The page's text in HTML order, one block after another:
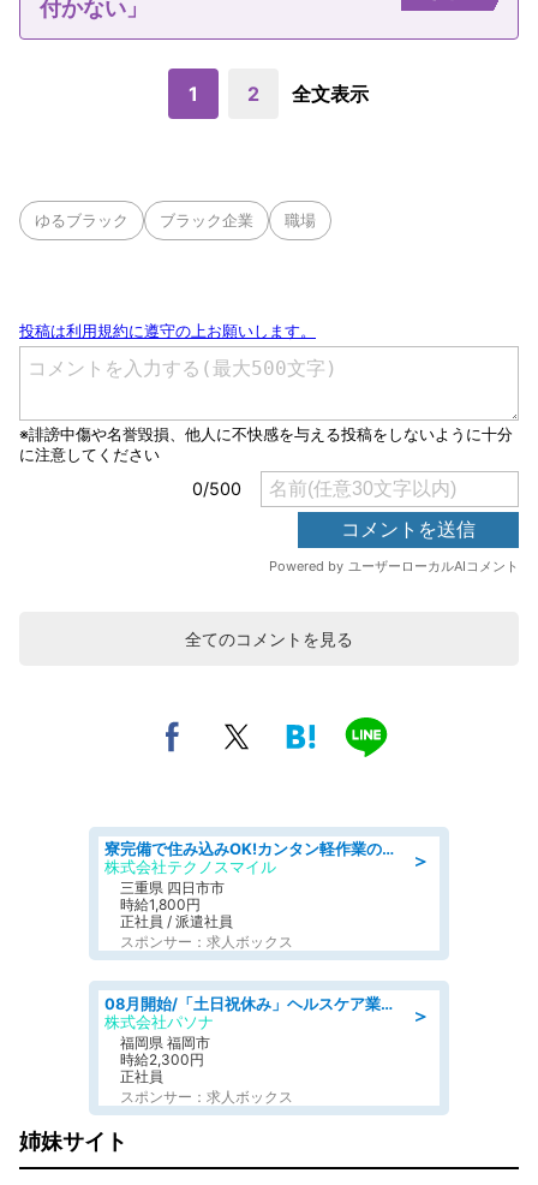
付かない」
1 2 全文表示
ゆるブラック ブラック企業 職場
全てのコメントを見る
＞
寮完備で住み込みOK!カンタン軽作業のお仕事 denso aichi
株式会社テクノスマイル
三重県 四日市市
時給1,800円
正社員 / 派遣社員
スポンサー：求人ボックス
＞
08月開始/「土日祝休み」ヘルスケア業界の産業保健師/高時給/未経験OK/要資格:保健師、正看護師
株式会社パソナ
福岡県 福岡市
時給2,300円
正社員
スポンサー：求人ボックス
姉妹サイト